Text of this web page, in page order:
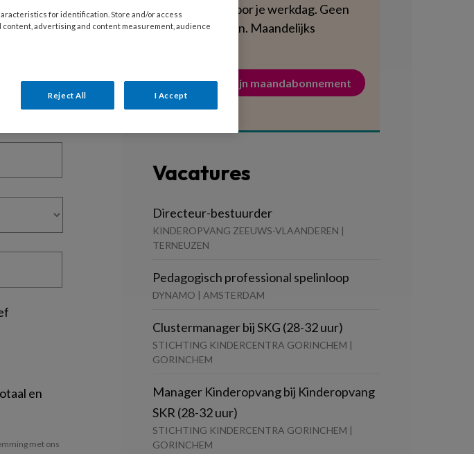
maand
en
met ons
voedzamer voor je werkdag. Geen
verplichtingen. Maandelijks
Activeer mijn maandabonnement
Vacatures
Directeur-bestuurder
KINDEROPVANG ZEEUWS-VLAANDEREN |
TERNEUZEN
Pedagogisch professional spelinloop
DYNAMO | AMSTERDAM
Clustermanager bij SKG (28-32 uur)
STICHTING KINDERCENTRA GORINCHEM |
GORINCHEM
Manager Kinderopvang bij Kinderopvang
SKR (28-32 uur)
STICHTING KINDERCENTRA GORINCHEM |
GORINCHEM
for identification. Store and/or access
advertising and content measurement, audience
Reject All I Accept